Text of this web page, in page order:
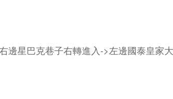
星巴克巷子右轉進入->左邊國泰皇家